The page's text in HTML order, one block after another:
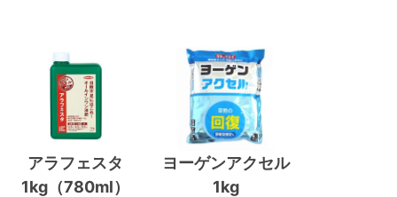
アラフェスタ
1kg（780ml）
ヨーゲンアクセル
1kg